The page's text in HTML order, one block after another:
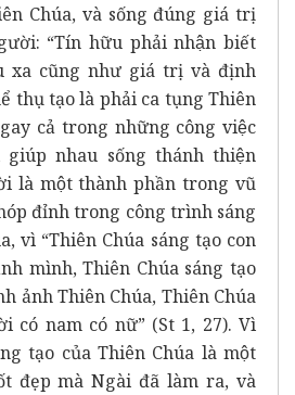
Chúa, và sống đúng giá trị
“Tín hữu phải nhận biết
xa cũng như giá trị và định
thụ tạo là phải ca tụng Thiên
cả trong những công việc
nhau sống thánh thiện
là một thành phần trong vũ
đỉnh trong công trình sáng
vì “Thiên Chúa sáng tạo con
mình, Thiên Chúa sáng tạo
ảnh Thiên Chúa, Thiên Chúa
có nam có nữ” (St 1, 27). Vì
tạo của Thiên Chúa là một
đẹp mà Ngài đã làm ra, và